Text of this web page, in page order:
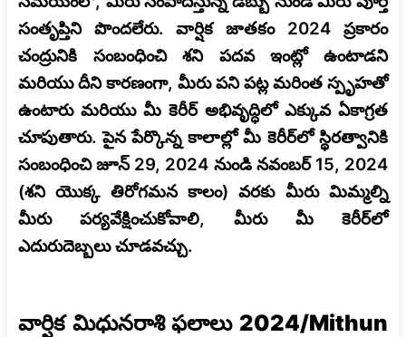
సంతృప్తిని పొందలేరు. వార్షిక జాతకం 2024 ప్రకారం
చంద్రునికి సంబంధించి శని పదవ ఇంట్లో ఉంటాడని
మరియు దీని కారణంగా, మీరు పని పట్ల మరింత స్పృహతో
ఉంటారు మరియు మీ కెరీర్ అభివృద్ధిలో ఎక్కువ ఏకాగ్రత
చూపుతారు. పైన పేర్కొన్న కాలాల్లో మీ కెరీర్‌లో స్థిరత్వానికి
సంబంధించి జూన్ 29, 2024 నుండి నవంబర్ 15, 2024
(శని యొక్క తిరోగమన కాలం) వరకు మీరు మిమ్మల్ని
మీరు పర్యవేక్షించుకోవాలి, మీరు మీ కెరీర్‌లో
ఎదురుదెబ్బలు చూడవచ్చు.
వార్షిక మిధునరాశి ఫలాలు 2024/Mithun